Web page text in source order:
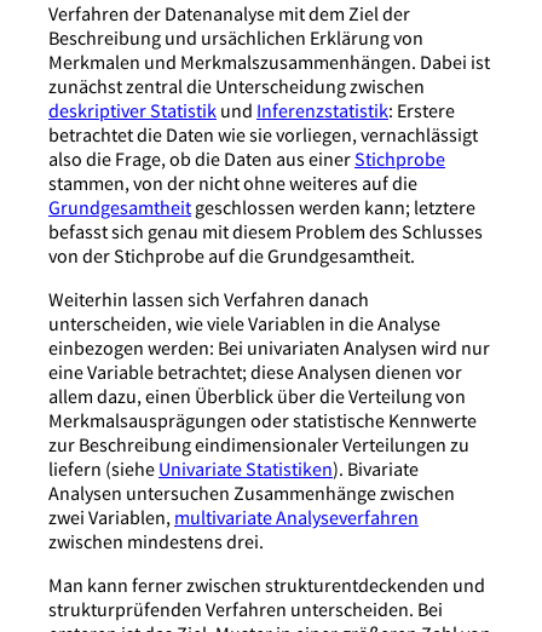
Verfahren der Datenanalyse mit dem Ziel der
Beschreibung und ursächlichen Erklärung von
Merkmalen und Merkmalszusammenhängen. Dabei ist
zunächst zentral die Unterscheidung zwischen
deskriptiver Statistik und Inferenzstatistik: Erstere
betrachtet die Daten wie sie vorliegen, vernachlässigt
also die Frage, ob die Daten aus einerStichprobe
stammen, von der nicht ohne weiteres auf die
Grundgesamtheit geschlossen werden kann; letztere
befasst sich genau mit diesem Problem des Schlusses
von der Stichprobe auf die Grundgesamtheit.
Weiterhin lassen sich Verfahren danach
unterscheiden, wie viele Variablen in die Analyse
einbezogen werden: Bei univariaten Analysen wird nur
eine Variable betrachtet; diese Analysen dienen vor
allem dazu, einen Überblick über die Verteilung von
Merkmalsausprägungen oder statistische Kennwerte
zur Beschreibung eindimensionaler Verteilungen zu
liefern (siehe Univariate Statistiken). Bivariate
Analysen untersuchen Zusammenhänge zwischen
zwei Variablen, multivariate Analyseverfahren
zwischen mindestens drei.
Man kann ferner zwischen strukturentdeckenden und
strukturprüfenden Verfahren unterscheiden. Bei